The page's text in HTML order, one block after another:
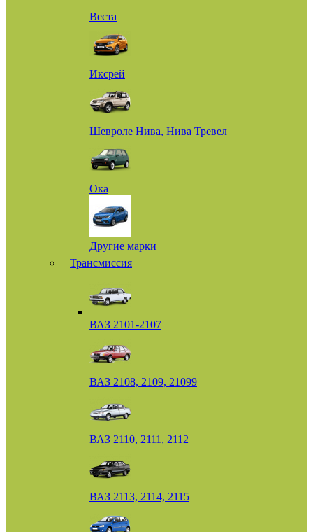
Веста
Иксрей
Шевроле Нива, Нива Тревел
Ока
Другие марки
Трансмиссия
ВАЗ 2101-2107
ВАЗ 2108, 2109, 21099
ВАЗ 2110, 2111, 2112
ВАЗ 2113, 2114, 2115